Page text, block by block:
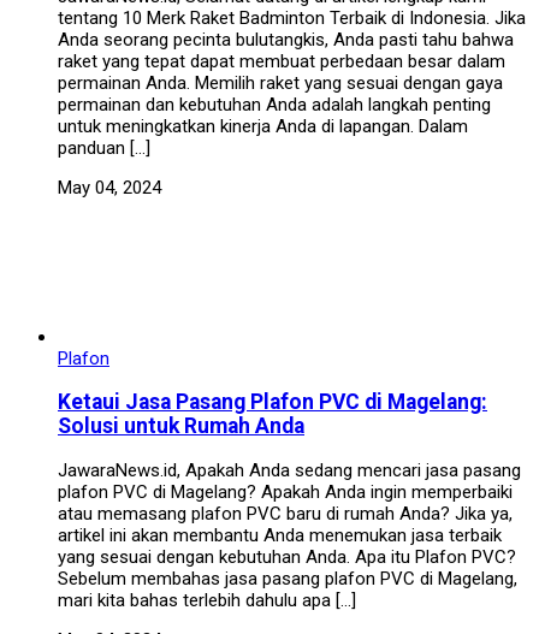
tentang 10 Merk Raket Badminton Terbaik di Indonesia. Jika
Anda seorang pecinta bulutangkis, Anda pasti tahu bahwa
raket yang tepat dapat membuat perbedaan besar dalam
permainan Anda. Memilih raket yang sesuai dengan gaya
permainan dan kebutuhan Anda adalah langkah penting
untuk meningkatkan kinerja Anda di lapangan. Dalam
panduan […]
May 04, 2024
Plafon
Ketaui Jasa Pasang Plafon PVC di Magelang:
Solusi untuk Rumah Anda
JawaraNews.id, Apakah Anda sedang mencari jasa pasang
plafon PVC di Magelang? Apakah Anda ingin memperbaiki
atau memasang plafon PVC baru di rumah Anda? Jika ya,
artikel ini akan membantu Anda menemukan jasa terbaik
yang sesuai dengan kebutuhan Anda. Apa itu Plafon PVC?
Sebelum membahas jasa pasang plafon PVC di Magelang,
mari kita bahas terlebih dahulu apa […]